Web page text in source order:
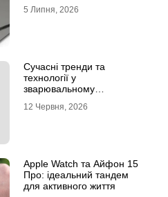
5 Липня, 2026
Сучасні тренди та
технології у
зварювальному
магазин Аргон
12 Червня, 2026
Apple Watch та Айфон 15
Про: ідеальний тандем
для активного життя